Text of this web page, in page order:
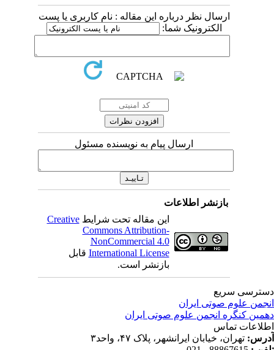
ارسال نظر درباره این مقاله : نام کاربری یا پست
الکترونیک شما:
ارسال پیام به نویسنده مسئول
بازنشر اطلاعات
این مقاله تحت شرایطCreative
Commons Attribution-
NonCommercial 4.0
International Licenseقابل
بازنشر است.
سریع
علوم صوتی ایران
کنگره انجمن علوم صوتی ایران
تماس
تهران، خیابان ایرانشهر، پلاک ۴۷، واحد۳